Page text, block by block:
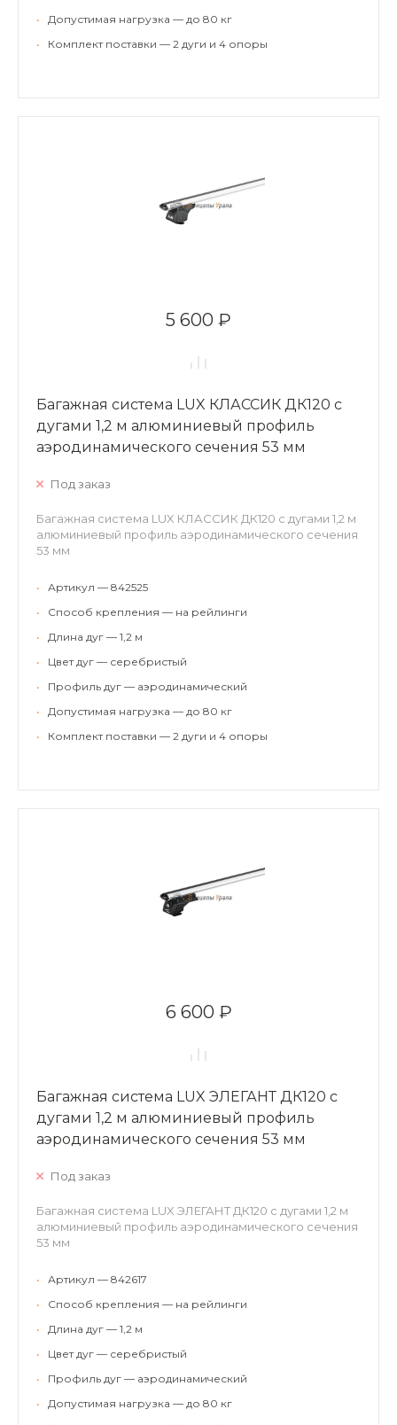
•
Допустимая нагрузка — до 80 кг
•
Комплект поставки — 2 дуги и 4 опоры
5 600 ₽
Багажная система LUX КЛАССИК ДК120 с
дугами 1,2 м алюминиевый профиль
аэродинамического сечения 53 мм
Под заказ
Багажная система LUX КЛАССИК ДК120 с дугами 1,2 м
алюминиевый профиль аэродинамического сечения
53 мм
•
Артикул — 842525
•
Способ крепления — на рейлинги
•
Длина дуг — 1,2 м
•
Цвет дуг — серебристый
•
Профиль дуг — аэродинамический
•
Допустимая нагрузка — до 80 кг
•
Комплект поставки — 2 дуги и 4 опоры
6 600 ₽
Багажная система LUX ЭЛЕГАНТ ДК120 с
дугами 1,2 м алюминиевый профиль
аэродинамического сечения 53 мм
Под заказ
Багажная система LUX ЭЛЕГАНТ ДК120 с дугами 1,2 м
алюминиевый профиль аэродинамического сечения
53 мм
•
Артикул — 842617
•
Способ крепления — на рейлинги
•
Длина дуг — 1,2 м
•
Цвет дуг — серебристый
•
Профиль дуг — аэродинамический
•
Допустимая нагрузка — до 80 кг